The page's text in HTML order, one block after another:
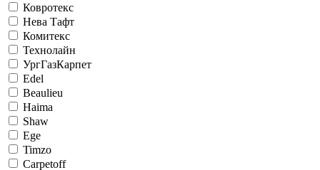
Ковротекс
Нева Тафт
Комитекс
Технолайн
УргГазКарпет
Edel
Beaulieu
Haima
Shaw
Ege
Timzo
Carpetoff